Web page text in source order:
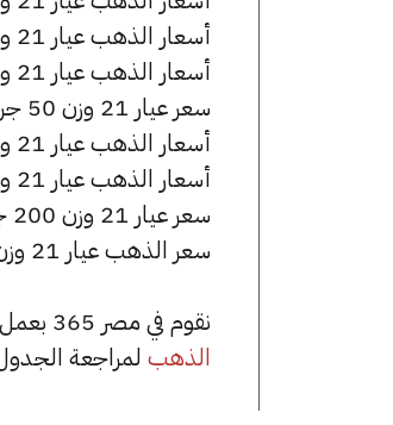
أسعار الذهب عيار 21 وزن 10 جرام 60100 جنيه للشراء، وللبيع 60600 جنيه.
أسعار الذهب عيار 21 وزن 25 جرام 150250 جنيه للشراء، وللبيع 151500 جنيه.
سعر عيار 21 وزن 50 جرام 300500 جنيه للشراء، وللبيع 303000 جنيه.
أسعار الذهب عيار 21 وزن 100 جرام 601000 جنيه للشراء، وللبيع 606000 جنيه.
أسعار الذهب عيار 21 وزن 150 جرام 901500 جنيه للشراء، وللبيع 909000 جنيه.
سعر عيار 21 وزن 200 جرام 1202000 جنيه للشراء، وللبيع 1212000 جنيه.
سعر الذهب عيار 21 وزن 250 جرام 1502500 جنيه للشراء، وللبيع 1515000 جنيه.
نقوم في مصر 365 بعمل تغطية مميزة لكافة أسعار الذهب في مصر، يمكنك الاطلاع على صفحة
الذهب لمراجعة